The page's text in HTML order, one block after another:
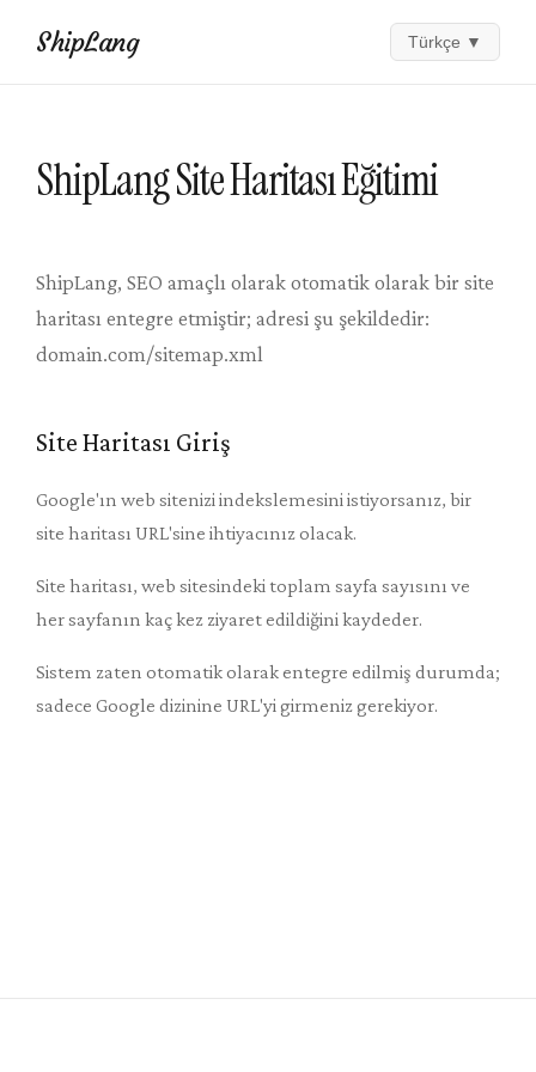
ShipLang Türkçe ▼
ShipLang Site Haritası Eğitimi
ShipLang, SEO amaçlı olarak otomatik olarak bir site
haritası entegre etmiştir; adresi şu şekildedir:
domain.com/sitemap.xml
Site Haritası Giriş
Google'ın web sitenizi indekslemesini istiyorsanız, bir
site haritası URL'sine ihtiyacınız olacak.
Site haritası, web sitesindeki toplam sayfa sayısını ve
her sayfanın kaç kez ziyaret edildiğini kaydeder.
Sistem zaten otomatik olarak entegre edilmiş durumda;
sadece Google dizinine URL'yi girmeniz gerekiyor.